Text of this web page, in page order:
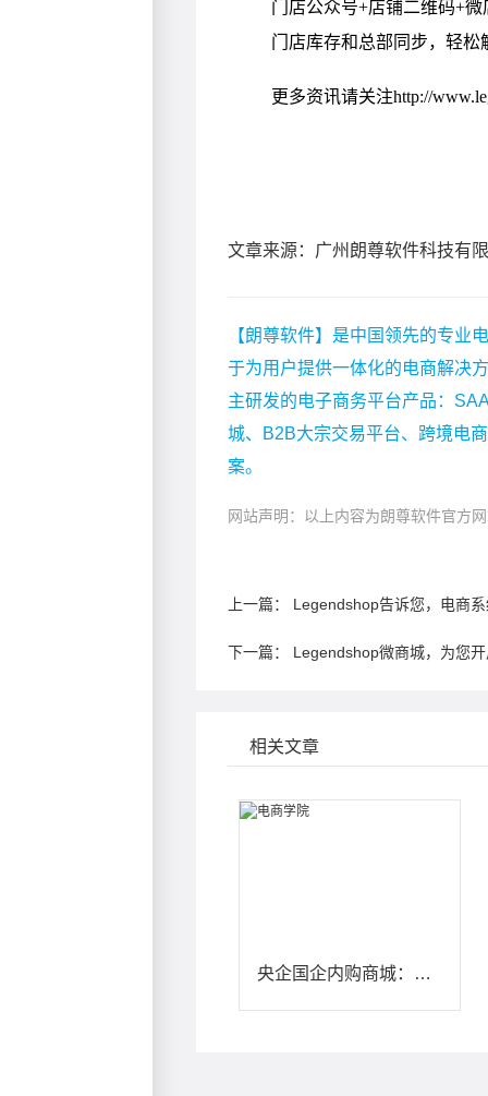
文章来源：广州朗尊软件科技有
【朗尊软件】是中国领先的专业
于为用户提供一体化的电商解决
主研发的电子商务平台产品：
城、B2B大宗交易平台、跨境电
案。
网站声明：以上内容为朗尊软件官方
上一篇：
下一篇： Legendshop微商城，为您
相关文章
央企国企内购商城：如何构建安全合规的员工内购福利体系？